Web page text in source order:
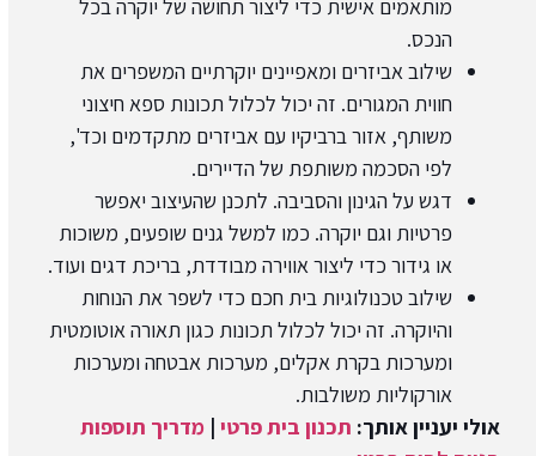
מותאמים אישית כדי ליצור תחושה של יוקרה בכל
הנכס.
שילוב אביזרים ומאפיינים יוקרתיים המשפרים את
חווית המגורים. זה יכול לכלול תכונות ספא חיצוני
משותף, אזור ברביקיו עם אביזרים מתקדמים וכד',
לפי הסכמה משותפת של הדיירים.
דגש על הגינון והסביבה. לתכנן שהעיצוב יאפשר
פרטיות וגם יוקרה. כמו למשל גנים שופעים, משוכות
או גידור כדי ליצור אווירה מבודדת, בריכת דגים ועוד.
שילוב טכנולוגיות בית חכם כדי לשפר את הנוחות
והיוקרה. זה יכול לכלול תכונות כגון תאורה אוטומטית
ומערכות בקרת אקלים, מערכות אבטחה ומערכות
אורקוליות משולבות.
אולי יעניין אותך: תכנון בית פרטי | מדריך תוספות